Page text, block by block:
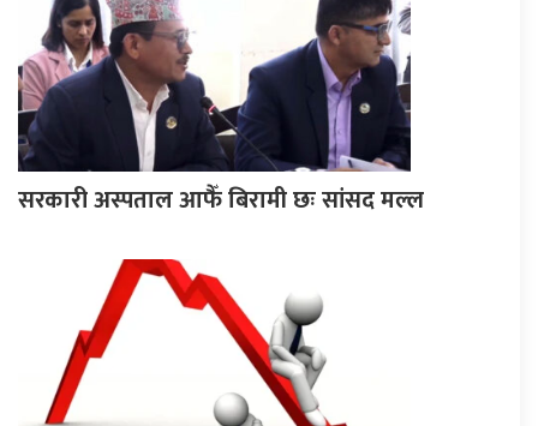
सरकारी अस्पताल आफैँ बिरामी छः सांसद मल्ल